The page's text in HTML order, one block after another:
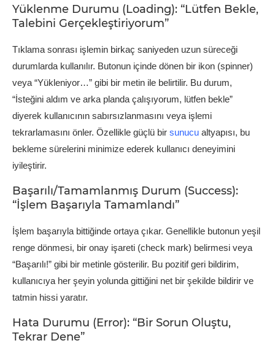
Yüklenme Durumu (Loading): “Lütfen Bekle,
Talebini Gerçekleştiriyorum”
Tıklama sonrası işlemin birkaç saniyeden uzun süreceği
durumlarda kullanılır. Butonun içinde dönen bir ikon (spinner)
veya “Yükleniyor…” gibi bir metin ile belirtilir. Bu durum,
“İsteğini aldım ve arka planda çalışıyorum, lütfen bekle”
diyerek kullanıcının sabırsızlanmasını veya işlemi
tekrarlamasını önler. Özellikle güçlü bir sunucu altyapısı, bu
bekleme sürelerini minimize ederek kullanıcı deneyimini
iyileştirir.
Başarılı/Tamamlanmış Durum (Success):
“İşlem Başarıyla Tamamlandı”
İşlem başarıyla bittiğinde ortaya çıkar. Genellikle butonun yeşil
renge dönmesi, bir onay işareti (check mark) belirmesi veya
“Başarılı!” gibi bir metinle gösterilir. Bu pozitif geri bildirim,
kullanıcıya her şeyin yolunda gittiğini net bir şekilde bildirir ve
tatmin hissi yaratır.
Hata Durumu (Error): “Bir Sorun Oluştu,
Tekrar Dene”